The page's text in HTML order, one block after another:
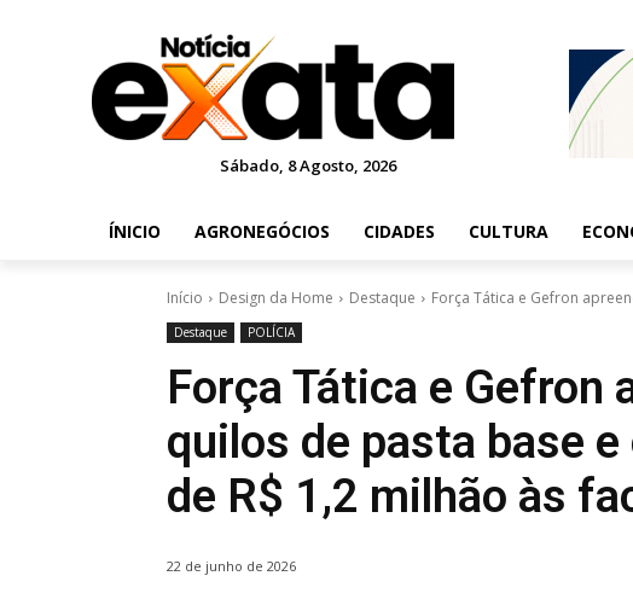
Sábado, 8 Agosto, 2026
ÍNICIO AGRONEGÓCIOS CIDADES CULTURA
Início Design da Home Destaque Força Tática e Gefron
Destaque POLÍCIA
Força Tática e Gefron
quilos de pasta base
de R$ 1,2 milhão às
22 de junho de 2026